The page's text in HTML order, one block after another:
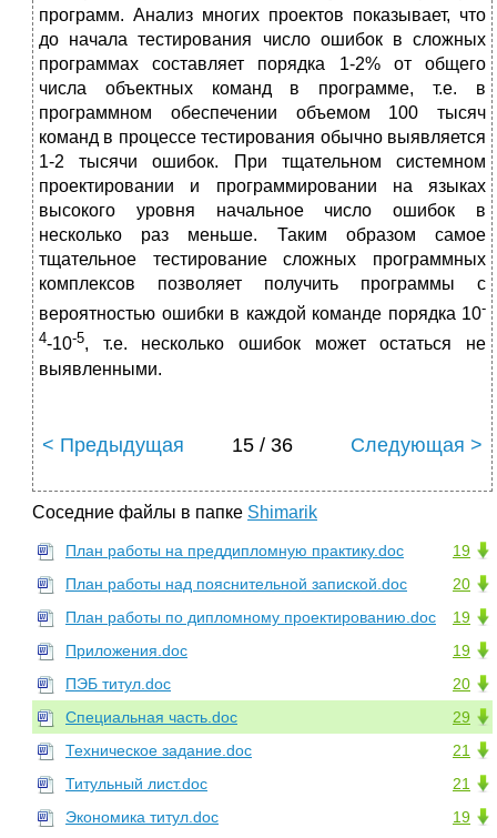
программ. Анализ многих проектов показывает, что
до начала тестирования число ошибок в сложных
программах составляет порядка 1-2% от общего
числа объектных команд в программе, т.е. в
программном обеспечении объемом 100 тысяч
команд в процессе тестирования обычно выявляется
1-2 тысячи ошибок. При тщательном системном
проектировании и программировании на языках
высокого уровня начальное число ошибок в
несколько раз меньше. Таким образом самое
тщательное тестирование сложных программных
комплексов позволяет получить программы с
вероятностью ошибки в каждой команде порядка 10-
4-10-5, т.е. несколько ошибок может остаться не
выявленными.
< Предыдущая 15 / 36 Следующая >
Соседние файлы в папке Shimarik
19
План работы на преддипломную практику.doc
20
План работы над пояснительной запиской.doc
19
План работы по дипломному проектированию.doc
19
Приложения.doc
20
ПЭБ титул.doc
29
Специальная часть.doc
21
Техническое задание.doc
21
Титульный лист.doc
19
Экономика титул.doc